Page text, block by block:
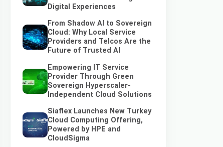
Digital Experiences
From Shadow AI to Sovereign
Cloud: Why Local Service
Providers and Telcos Are the
Future of Trusted AI
Empowering IT Service
Provider Through Green
Sovereign Hyperscaler-
Independent Cloud Solutions
Siaflex Launches New Turkey
Cloud Computing Offering,
Powered by HPE and
CloudSigma